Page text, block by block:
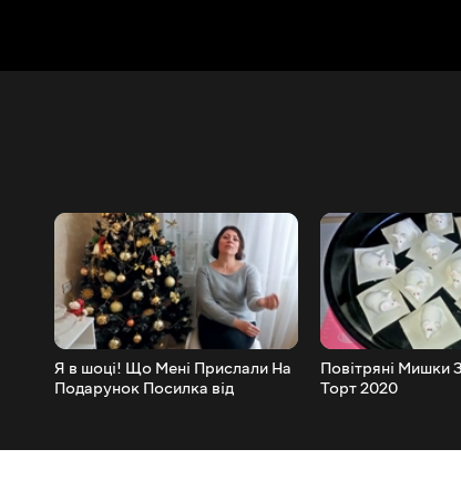
Я в шоці! Що Мені Прислали На
Подарунок Посилка від
Повітряні Мишки
Торт 2020